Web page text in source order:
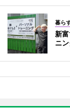
暮ら
新
ニ